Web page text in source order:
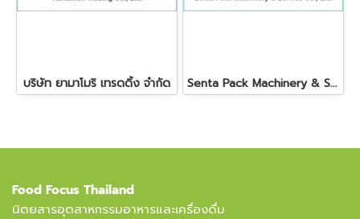
บริษัท ยามาโมริ เทรดดิ้ง จำกัด Senta Pack Machinery & Service Co., Ltd.
Food Focus Thailand
นิตยสารอุตสาหกรรมอาหารและเครื่องดื่ม